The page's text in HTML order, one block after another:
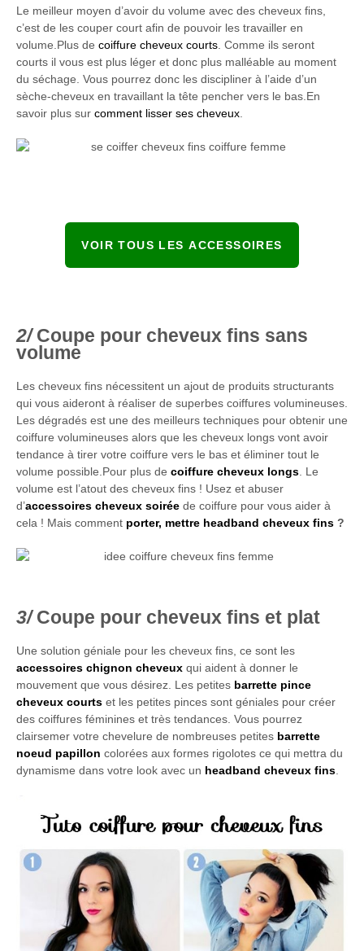
Le meilleur moyen d’avoir du volume avec des cheveux fins,
c’est de les couper court afin de pouvoir les travailler en
volume.Plus de coiffure cheveux courts . Comme ils seront
courts il vous est plus léger et donc plus malléable au moment
du séchage. Vous pourrez donc les discipliner à l’aide d’un
sèche-cheveux en travaillant la tête pencher vers le bas.En
savoir plus sur comment lisser ses cheveux
VOIR TOUS LES ACCESSOIRES
Coupe pour cheveux fins sans
volume
Les cheveux fins nécessitent un ajout de produits structurants
qui vous aideront à réaliser de superbes coiffures volumineuses.
Les dégradés est une des meilleurs techniques pour obtenir une
coiffure volumineuses alors que les cheveux longs vont avoir
tendance à tirer votre coiffure vers le bas et éliminer tout le
volume possible.Pour plus de coiffure cheveux longs . Le
volume est l’atout des cheveux fins ! Usez et abuser
d’accessoires cheveux soirée de coiffure pour vous aider à
cela ! Mais comment porter, mettre headband cheveux fins ?
Coupe pour cheveux fins et plat
Une solution géniale pour les cheveux fins, ce sont les
accessoires chignon cheveux qui aident à donner le
mouvement que vous désirez. Les petites barrette pince
cheveux courts et les petites pinces sont géniales pour créer
des coiffures féminines et très tendances. Vous pourrez
clairsemer votre chevelure de nombreuses petites barrette
noeud papillon colorées aux formes rigolotes ce qui mettra du
dynamisme dans votre look avec un headband cheveux fins